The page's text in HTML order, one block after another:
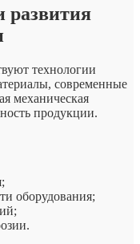
развития
технологии
современные
механическая
продукции.
оборудования;